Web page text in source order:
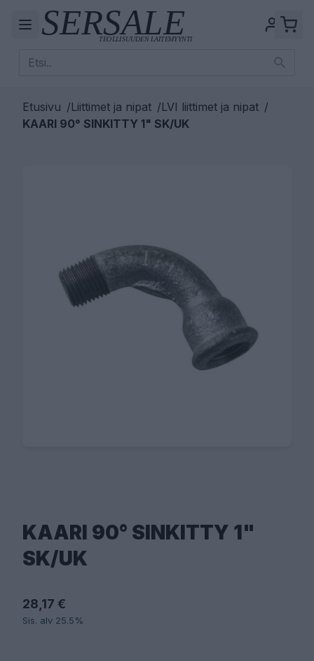
Etusivu /Liittimet ja nipat /LVI liittimet ja nipat /
KAARI 90° SINKITTY 1" SK/UK
KAARI 90° SINKITTY 1"
SK/UK
28,17 €
Sis. alv 25.5%